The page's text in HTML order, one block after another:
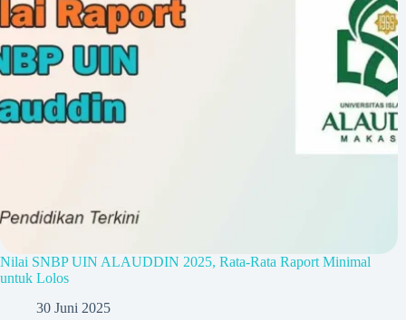
Nilai SNBP UIN ALAUDDIN 2025, Rata-Rata Raport Minimal
untuk Lolos
30 Juni 2025